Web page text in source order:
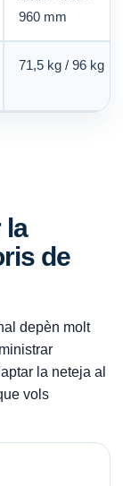
960 mm
71,5 kg / 96 kg
la
de
depèn molt
la neteja al
vols